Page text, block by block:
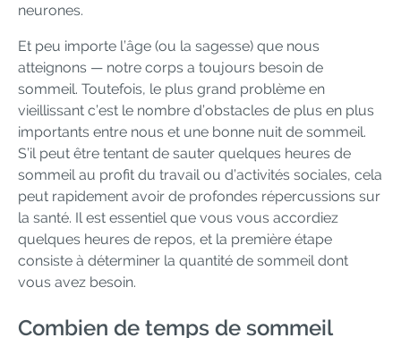
neurones.
Et peu importe l’âge (ou la sagesse) que nous
atteignons — notre corps a toujours besoin de
sommeil. Toutefois, le plus grand problème en
vieillissant c’est le nombre d’obstacles de plus en plus
importants entre nous et une bonne nuit de sommeil.
S’il peut être tentant de sauter quelques heures de
sommeil au profit du travail ou d’activités sociales, cela
peut rapidement avoir de profondes répercussions sur
la santé. Il est essentiel que vous vous accordiez
quelques heures de repos, et la première étape
consiste à déterminer la quantité de sommeil dont
vous avez besoin.
Combien de temps de sommeil